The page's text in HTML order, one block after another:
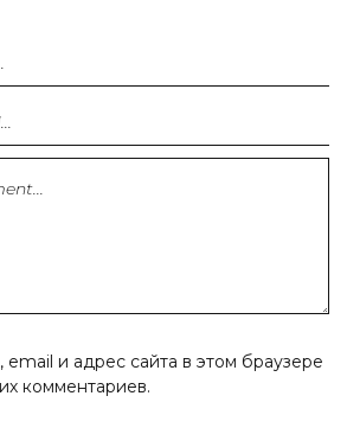
email и адрес сайта в этом браузере
комментариев.